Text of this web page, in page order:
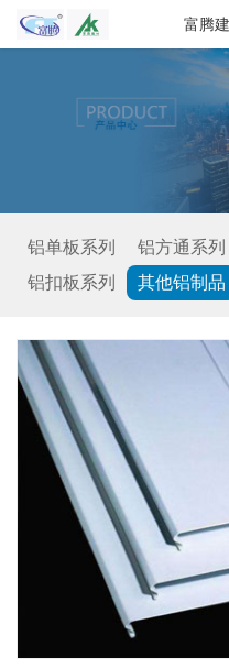
铝单板系列 铝方通系列
铝扣板系列
其他铝制品
富腾